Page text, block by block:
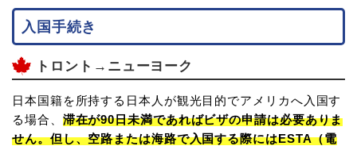
入国手続き
トロント→ニューヨーク
日本国籍を所持する日本人が観光目的でアメリカへ入国す
る場合、 滞在が90日未満であればビザの申請は必要ありま
せん。但し、空路または海路で入国する際にはESTA（電